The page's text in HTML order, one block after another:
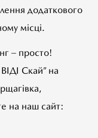
додаткового
місці.
– просто!
Скай” на
на наш сайт: